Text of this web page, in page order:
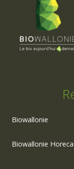
Biowallonie
Biowallonie Horeca